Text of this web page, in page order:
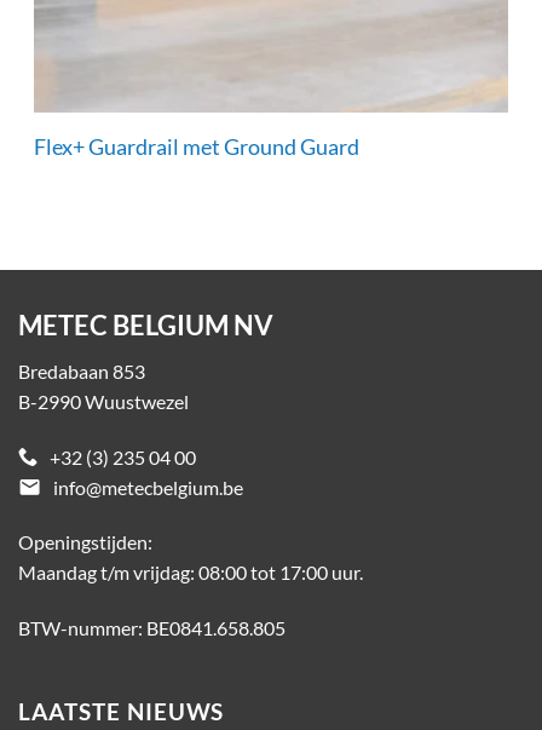
Flex+ Guardrail met Ground Guard
METEC BELGIUM NV
Bredabaan 853
B-2990 Wuustwezel
+32 (3) 235 04 00
email
info@metecbelgium.be
Openingstijden:
Maandag t/m vrijdag: 08:00 tot 17:00 uur.
BTW-nummer: BE0841.658.805
LAATSTE NIEUWS